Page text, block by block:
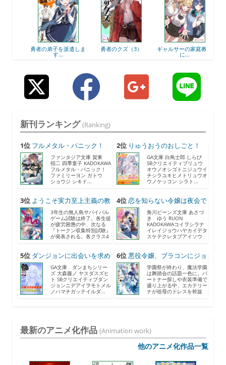
勇者の弟子を派遣しま
す...
勇者のクズ（3） ギャルサーの家庭教師
に...
新刊ランキング (Ranking)
1位 フルメタル・パニック！
F...
ファンタジア文庫 賀東
招二 四季童子 KADOKAWA
フルメタル・パニック！
ファミリーヨン ガトウ
ショウジ シキド...
2位 りゅうおうのおしごと！
21...
GA文庫 白鳥士郎 しらび
SBクリエイティブリュウ
オウノオシゴトニジュウイ
チシラユキヒメトリュウオ
ウノケッコン シラト...
3位 ようこそ実力至上主義の教
室...
3年生の無人島サバイバル
ゲーム試験は終了。各生徒
が疲労困憊の中、次なる
『トークン収集特別試験』
が発表される。各クラス4
4位恋を知らない令嬢は夜会で
助...
角川ビーンズ文庫 あさづ
き ゆう RUON
KADOKAWAコイヲシラナ
イレイジョウハヤカイデタ
スケテクレタブアイソウ
5位 ダンジョンに出会いを求め
る...
GA文庫 ダンまちシリー
ズ 大森藤ノ ヤスダスズヒ
ト SBクリエイティブダン
ジョンニデアイヲモトメル
ノハマチガッテイルダ...
6位悪役令嬢、ブラコンにジョ
ブ...
学園祭が終わり、魔法学園
は舞踏会の話題一色に。パ
ートナー探しや衣装準備で
盛り上がる中、エカテリー
ナが祖母のドレスを斡旋
最新のアニメ化作品 (Animation work)
他のアニメ化作品一覧